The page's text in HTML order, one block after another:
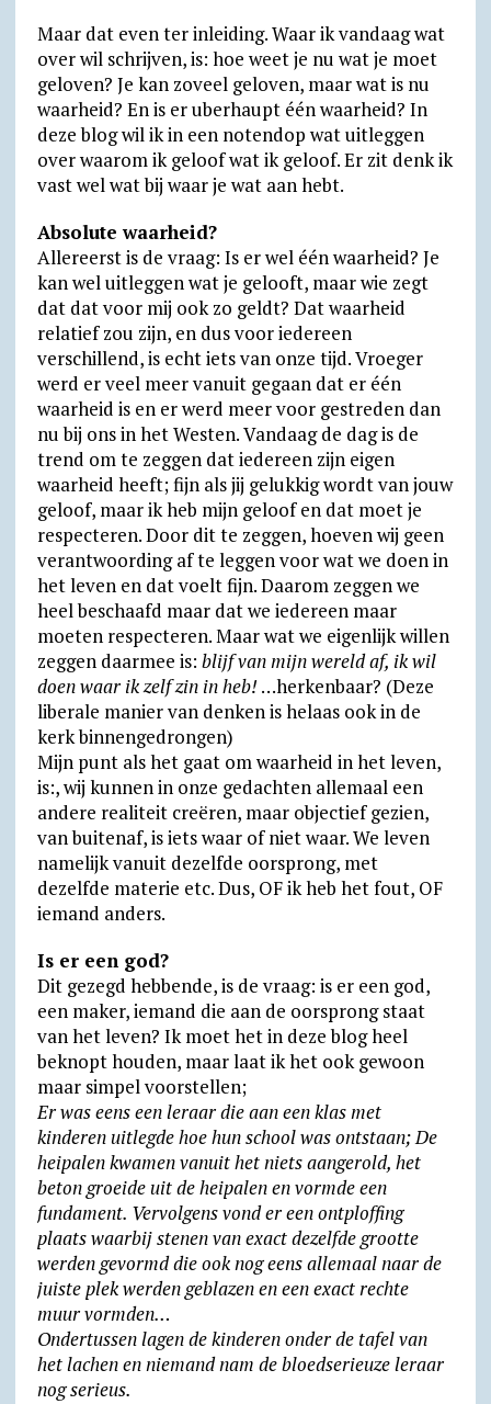
Maar dat even ter inleiding. Waar ik vandaag wat
over wil schrijven, is: hoe weet je nu wat je moet
geloven? Je kan zoveel geloven, maar wat is nu
waarheid? En is er uberhaupt één waarheid? In
deze blog wil ik in een notendop wat uitleggen
over waarom ik geloof wat ik geloof. Er zit denk ik
vast wel wat bij waar je wat aan hebt.
Absolute waarheid?
Allereerst is de vraag: Is er wel één waarheid? Je
kan wel uitleggen wat je gelooft, maar wie zegt
dat dat voor mij ook zo geldt? Dat waarheid
relatief zou zijn, en dus voor iedereen
verschillend, is echt iets van onze tijd. Vroeger
werd er veel meer vanuit gegaan dat er één
waarheid is en er werd meer voor gestreden dan
nu bij ons in het Westen. Vandaag de dag is de
trend om te zeggen dat iedereen zijn eigen
waarheid heeft; fijn als jij gelukkig wordt van jouw
geloof, maar ik heb mijn geloof en dat moet je
respecteren. Door dit te zeggen, hoeven wij geen
verantwoording af te leggen voor wat we doen in
het leven en dat voelt fijn. Daarom zeggen we
heel beschaafd maar dat we iedereen maar
moeten respecteren. Maar wat we eigenlijk willen
zeggen daarmee is: blijf van mijn wereld af, ik wil
doen waar ik zelf zin in heb!…herkenbaar? (Deze
liberale manier van denken is helaas ook in de
kerk binnengedrongen)
Mijn punt als het gaat om waarheid in het leven,
is:, wij kunnen in onze gedachten allemaal een
andere realiteit creëren, maar objectief gezien,
van buitenaf, is iets waar of niet waar. We leven
namelijk vanuit dezelfde oorsprong, met
dezelfde materie etc. Dus, OF ik heb het fout, OF
iemand anders.
Is er een god?
Dit gezegd hebbende, is de vraag: is er een god,
een maker, iemand die aan de oorsprong staat
van het leven? Ik moet het in deze blog heel
beknopt houden, maar laat ik het ook gewoon
maar simpel voorstellen;
Er was eens een leraar die aan een klas met
kinderen uitlegde hoe hun school was ontstaan; De
heipalen kwamen vanuit het niets aangerold, het
beton groeide uit de heipalen en vormde een
fundament. Vervolgens vond er een ontploffing
plaats waarbij stenen van exact dezelfde grootte
werden gevormd die ook nog eens allemaal naar de
juiste plek werden geblazen en een exact rechte
muur vormden…
Ondertussen lagen de kinderen onder de tafel van
het lachen en niemand nam de bloedserieuze leraar
nog serieus.